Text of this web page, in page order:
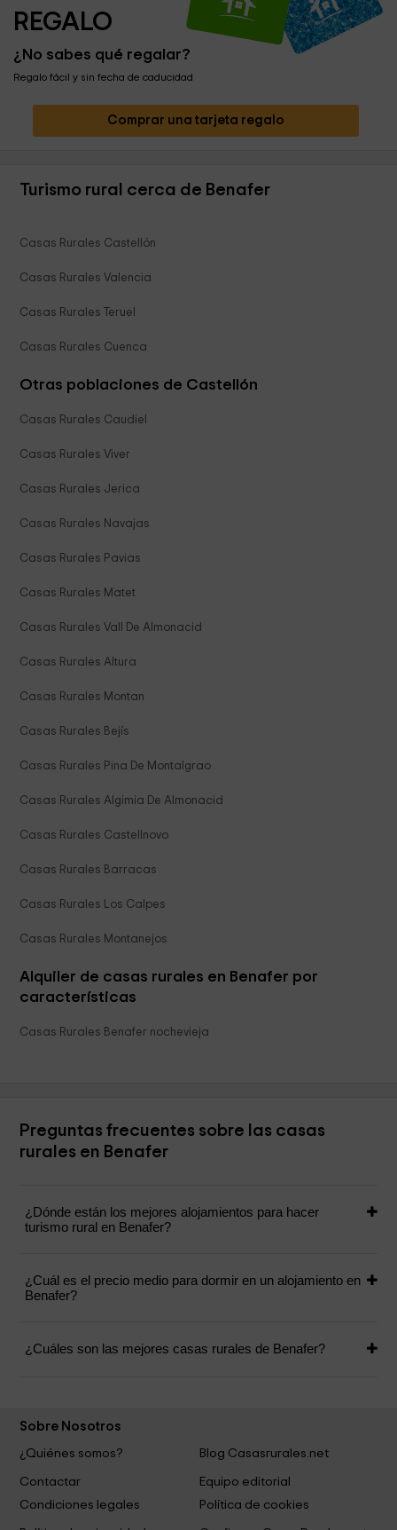
REGALO
¿No sabes qué regalar?
Regalo fácil y sin fecha de caducidad
Comprar una tarjeta regalo
Turismo rural cerca de Benafer
Casas Rurales Castellón
Casas Rurales Valencia
Casas Rurales Teruel
Casas Rurales Cuenca
Otras poblaciones de Castellón
Casas Rurales Caudiel
Casas Rurales Viver
Casas Rurales Jerica
Casas Rurales Navajas
Casas Rurales Pavias
Casas Rurales Matet
Casas Rurales Vall De Almonacid
Casas Rurales Altura
Casas Rurales Montan
Casas Rurales Bejís
Casas Rurales Pina De Montalgrao
Casas Rurales Algimia De Almonacid
Casas Rurales Castellnovo
Casas Rurales Barracas
Casas Rurales Los Calpes
Casas Rurales Montanejos
Alquiler de casas rurales en Benafer por
características
Casas Rurales Benafer nochevieja
Preguntas frecuentes sobre las casas
rurales en Benafer
¿Dónde están los mejores alojamientos para hacer
turismo rural en Benafer?
¿Cuál es el precio medio para dormir en un alojamiento en
Benafer?
¿Cuáles son las mejores casas rurales de Benafer?
Sobre Nosotros
¿Quiénes somos?
Blog Casasrurales.net
Contactar
Equipo editorial
Condiciones legales
Política de cookies